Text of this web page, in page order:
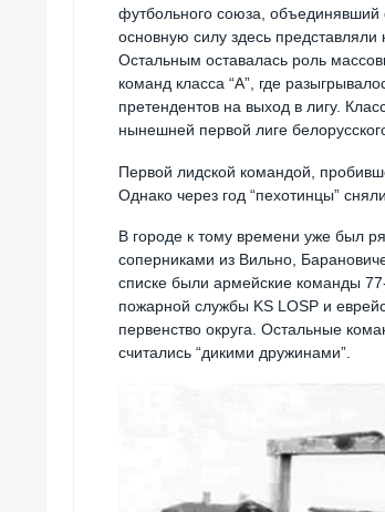
футбольного союза, объединявший
основную силу здесь
Остальным оставалась роль
команд класса “А”, где
претендентов на выход в лигу.
нынешней первой лиге
Первой лидской командой,
Однако через год “пехотинцы”
В городе к тому времени уже был
соперниками из Вильно,
списке были армейские команды
пожарной службы KS LOSP и
первенство округа. Остальные
считались “дикими дружинами”.